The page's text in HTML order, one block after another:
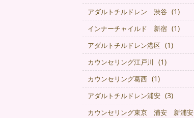
アダルトチルドレン 渋谷 (1)
インナーチャイルド 新宿 (1)
アダルトチルドレン港区 (1)
カウンセリング江戸川 (1)
カウンセリング葛西 (1)
アダルトチルドレン浦安 (3)
カウンセリング東京 浦安 新浦安